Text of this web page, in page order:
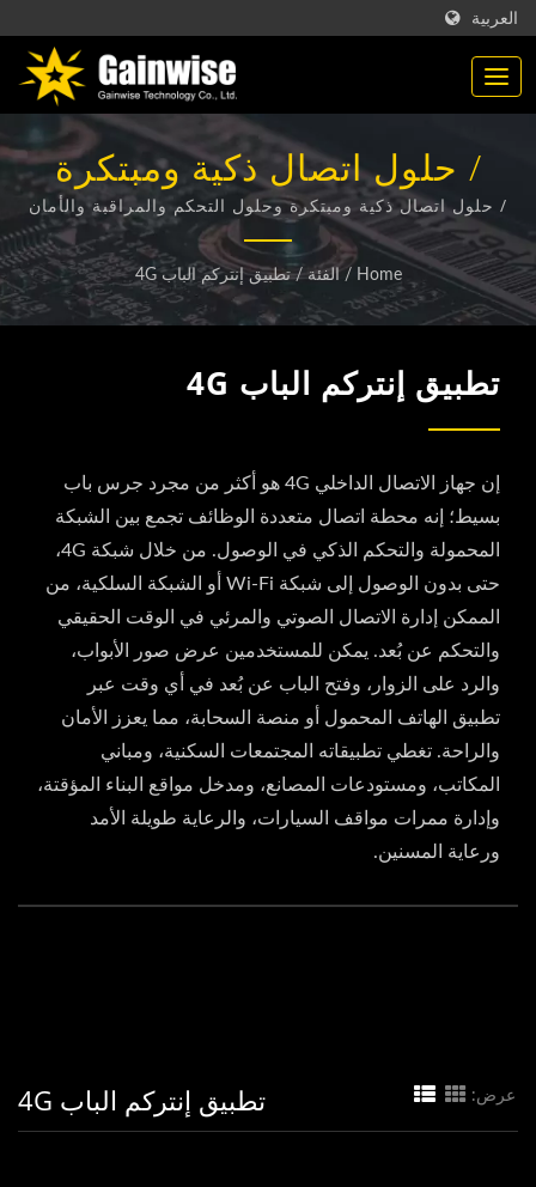
العربية
/ حلول اتصال ذكية ومبتكرة
وحلول التحكم والمراقبة والأمان
باستخدام تقنية GSM/GPRS و
3G و LTE.
/ حلول اتصال ذكية ومبتكرة وحلول التحكم والمراقبة والأمان
باستخدام تقنية GSM/GPRS و 3G و LTE.
Home
/ الفئة / تطبيق إنتركم الباب 4G
تطبيق إنتركم الباب 4G
إن جهاز الاتصال الداخلي 4G هو أكثر من مجرد جرس باب
بسيط؛ إنه محطة اتصال متعددة الوظائف تجمع بين الشبكة
المحمولة والتحكم الذكي في الوصول. من خلال شبكة 4G،
حتى بدون الوصول إلى شبكة Wi-Fi أو الشبكة السلكية، من
الممكن إدارة الاتصال الصوتي والمرئي في الوقت الحقيقي
والتحكم عن بُعد. يمكن للمستخدمين عرض صور الأبواب،
والرد على الزوار، وفتح الباب عن بُعد في أي وقت عبر
تطبيق الهاتف المحمول أو منصة السحابة، مما يعزز الأمان
والراحة. تغطي تطبيقاته المجتمعات السكنية، ومباني
المكاتب، ومستودعات المصانع، ومدخل مواقع البناء المؤقتة،
وإدارة ممرات مواقف السيارات، والرعاية طويلة الأمد
ورعاية المسنين.
تطبيق إنتركم الباب 4G عرض: